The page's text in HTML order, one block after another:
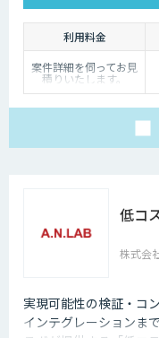
利用料金
案件詳細を伺ってお見
積りいたします。
低コ
株式会
実現可能性の検証・コ
インテグレーションま